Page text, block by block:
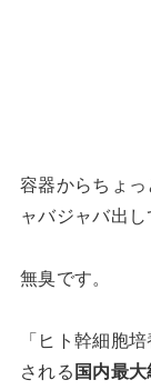
容器からちょ
ャバジャバ出し
無臭です。
「ヒト幹細胞
される 国内最